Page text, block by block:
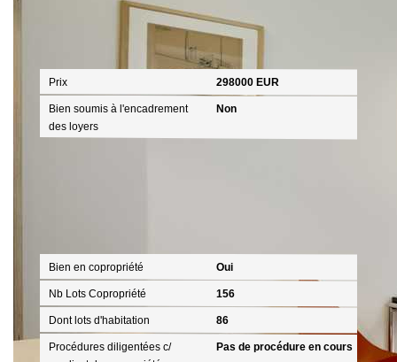
Aspects financiers
Prix 298000 EUR
Bien soumis à l'encadrement
des loyers
Non
Bien en copropriété Oui
Nb Lots Copropriété 156
Dont lots d'habitation 86
Procédures diligentées c/
Pas de procédure en cours